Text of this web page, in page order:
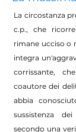
La circostanza
c.p., che
rimane ucciso o
integra
corrissante,
coautore dei
abbia
sussistenza
secondo una